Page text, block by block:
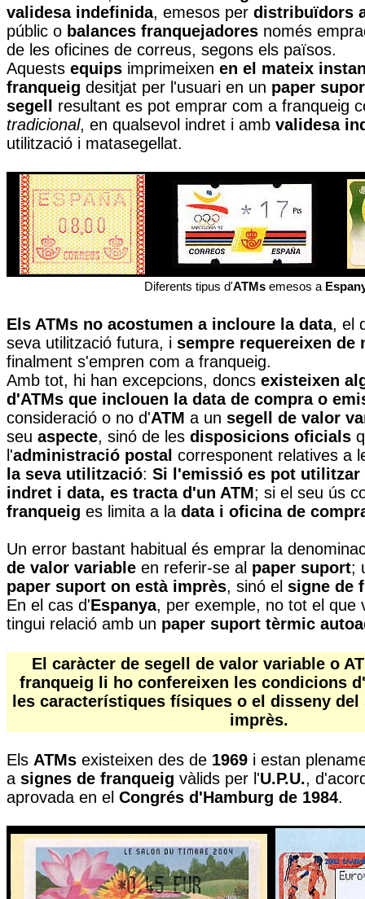
validesa indefinida, emesos per distribuïdors
públic o balances franquejadores només
de les oficines de correus, segons els països.
Aquests equips imprimeixen en el mateix
franqueig desitjat per l'usuari en un paper
segell
resultant es pot emprar com a franqueig
tradicional, en qualsevol indret i amb validesa
utilització i matasegellat.
Diferents tipus d'ATMs emesos a
Els ATMs no acostumen a incloure la data, el
seva utilització futura, i sempre requereixen de
finalment s'empren com a franqueig.
Amb tot, hi han excepcions, doncs existeixen
d'ATMs que inclouen la data de compra o
consideració o no d'ATM a un segell de valor
seu aspecte, sinó de les disposicions oficials
l'administració postal corresponent relatives a
la seva utilització: Si l'emissió es pot utilitzar
indret i data, es tracta d'un ATM; si el seu ús
franqueig es limita a la data i oficina de
Un error bastant habitual és emprar la
de valor variable en referir-se al paper suport;
paper suport on està imprès, sinó el signe de
En el cas d'Espanya, per exemple, no tot el que
tingui relació amb un paper suport tèrmic
El caràcter de segell de valor variable o
franqueig li ho confereixen les condicions
les característiques físiques o el disseny
imprès.
Els ATMs existeixen des de 1969 i estan
a signes de franqueig vàlids per l'U.P.U.,
aprovada en el Congrés d'Hamburg de 1984.